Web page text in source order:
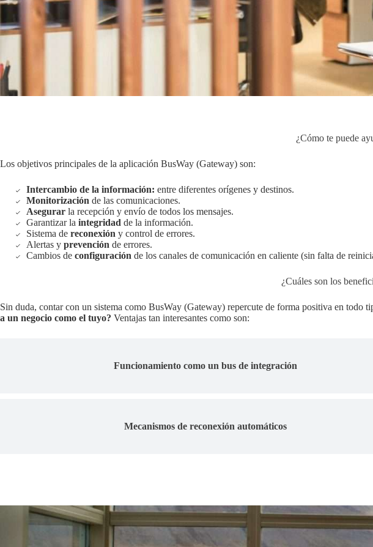
¿Cómo te puede
Los objetivos principales de la aplicación BusWay (Gateway) son:
Intercambio de la información: entre diferentes orígenes y destinos.
Monitorización de las comunicaciones.
Asegurar la recepción y envío de todos los mensajes.
Garantizar la integridad de la información.
Sistema de reconexión y control de errores.
Alertas y prevención de errores.
Cambios de configuración de los canales de comunicación en caliente (sin falta de
¿Cuáles son los
Sin duda, contar con un sistema como BusWay (Gateway) repercute de forma positiva en todo
a un negocio como el tuyo? Ventajas tan interesantes como son:
Funcionamiento como un bus de integración
Mecanismos de reconexión automáticos